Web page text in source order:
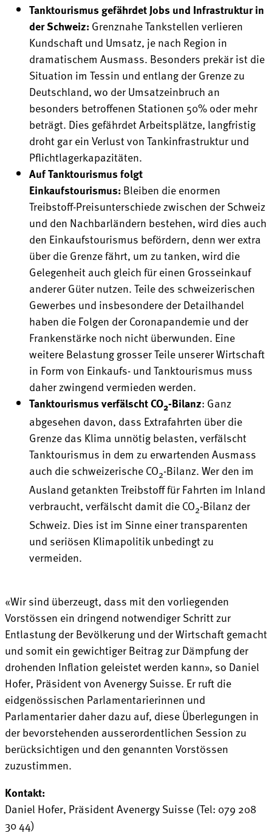
Tanktourismus gefährdet Jobs und Infrastruktur in
der Schweiz:Grenznahe Tankstellen verlieren
Kundschaft und Umsatz, je nach Region in
dramatischem Ausmass. Besonders prekär ist die
Situation im Tessin und entlang der Grenze zu
Deutschland, wo der Umsatzeinbruch an
besonders betroffenen Stationen 50% oder mehr
beträgt. Dies gefährdet Arbeitsplätze, langfristig
droht gar ein Verlust von Tankinfrastruktur und
Pflichtlagerkapazitäten.
Auf Tanktourismus folgt
Einkaufstourismus:Bleiben die enormen
Treibstoff-Preisunterschiede zwischen der Schweiz
und den Nachbarländern bestehen, wird dies auch
den Einkaufstourismus befördern, denn wer extra
über die Grenze fährt, um zu tanken, wird die
Gelegenheit auch gleich für einen Grosseinkauf
anderer Güter nutzen. Teile des schweizerischen
Gewerbes und insbesondere der Detailhandel
haben die Folgen der Coronapandemie und der
Frankenstärke noch nicht überwunden. Eine
weitere Belastung grosser Teile unserer Wirtschaft
in Form von Einkaufs- und Tanktourismus muss
daher zwingend vermieden werden.
Tanktourismus verfälscht CO2-Bilanz: Ganz
abgesehen davon, dass Extrafahrten über die
Grenze das Klima unnötig belasten, verfälscht
Tanktourismus in dem zu erwartenden Ausmass
auch die schweizerische CO2-Bilanz. Wer den im
Ausland getankten Treibstoff für Fahrten im Inland
verbraucht, verfälscht damit die CO2-Bilanz der
Schweiz. Dies ist im Sinne einer transparenten
und seriösen Klimapolitik unbedingt zu
vermeiden.
«Wir sind überzeugt, dass mit den vorliegenden
Vorstössen ein dringend notwendiger Schritt zur
Entlastung der Bevölkerung und der Wirtschaft gemacht
und somit ein gewichtiger Beitrag zur Dämpfung der
drohenden Inflation geleistet werden kann», so Daniel
Hofer, Präsident von Avenergy Suisse. Er ruft die
eidgenössischen Parlamentarierinnen und
Parlamentarier daher dazu auf, diese Überlegungen in
der bevorstehenden ausserordentlichen Session zu
berücksichtigen und den genannten Vorstössen
zuzustimmen.
Kontakt:
Daniel Hofer, Präsident Avenergy Suisse (Tel: 079 208
30 44)